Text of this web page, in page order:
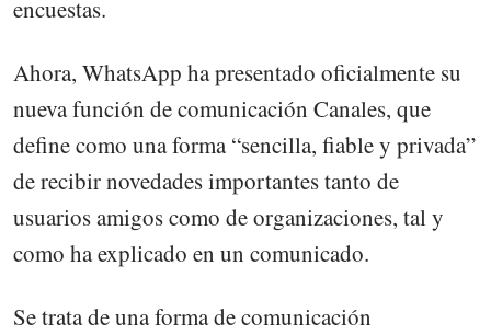
encuestas.
Ahora, WhatsApp ha presentado oficialmente su
nueva función de comunicación Canales, que
define como una forma “sencilla, fiable y privada”
de recibir novedades importantes tanto de
usuarios amigos como de organizaciones, tal y
como ha explicado en un comunicado.
Se trata de una forma de comunicación